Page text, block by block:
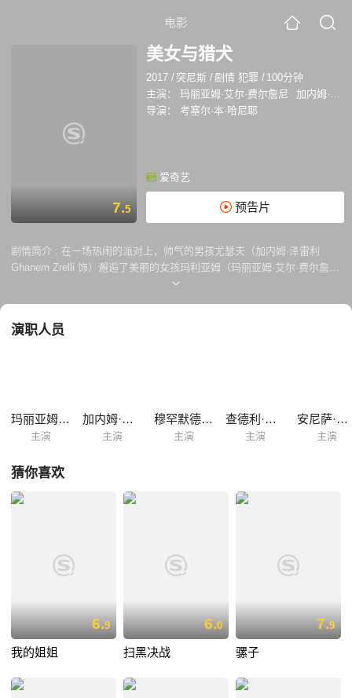
电影
7.5
美女与猎犬
2017 / 突尼斯 /剧情 犯罪 / 100分钟
主演：
玛丽亚姆·艾尔·费尔詹尼
加内姆·泽雷利
导演：
考塞尔·本·哈尼耶
爱奇艺
预告片
剧情简介 : 在一场热闹的派对上，帅气的男孩尤瑟夫（加内姆·泽雷利
Ghanem Zrelli 饰）邂逅了美丽的女孩玛利亚姆（玛丽亚姆·艾尔·费尔詹尼
Mariam Al Ferjani 饰），两人之间起了奇妙的化学反应。本以为这是一次
所检查身体，然而却因为玛利亚姆没有能够证明自己身份的文件而遭到了
演职人员
玛丽亚姆·艾尔·费尔詹尼
主演
加内姆·泽雷利
主演
穆罕默德·阿卡里
主演
查德利·阿法维
主演
安尼萨·达伍德
主演
猜你喜欢
6.9
我的姐姐
6.0
扫黑决战
7.9
骡子